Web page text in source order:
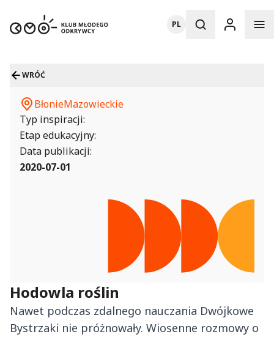
PL
WRÓĆ
BłonieMazowieckie
Typ inspiracji:
Etap edukacyjny:
Data publikacji:
2020-07-01
Hodowla roślin
Nawet podczas zdalnego nauczania Dwójkowe
Bystrzaki nie próżnowały. Wiosenne rozmowy o